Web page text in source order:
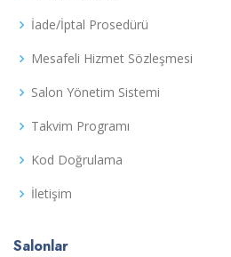
İade/İptal Prosedürü
Mesafeli Hizmet Sözleşmesi
Salon Yönetim Sistemi
Takvim Programı
Kod Doğrulama
İletişim
Salonlar